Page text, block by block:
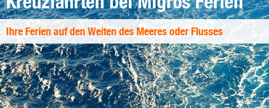
Ihre Ferien auf den Weiten des Meeres oder Flusses